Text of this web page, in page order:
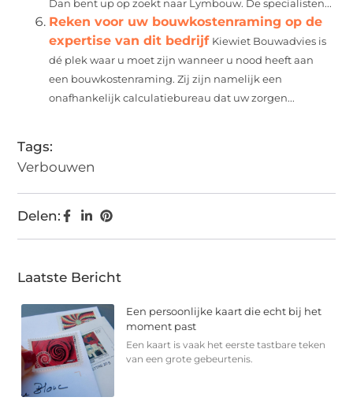
Dan bent up op zoekt naar Lymbouw. De specialisten...
Reken voor uw bouwkostenraming op de
expertise van dit bedrijf Kiewiet Bouwadvies is
dé plek waar u moet zijn wanneer u nood heeft aan
een bouwkostenraming. Zij zijn namelijk een
onafhankelijk calculatiebureau dat uw zorgen...
Tags:
Verbouwen
Delen:
Laatste Bericht
Een persoonlijke kaart die echt bij het
moment past
Een kaart is vaak het eerste tastbare teken
van een grote gebeurtenis.